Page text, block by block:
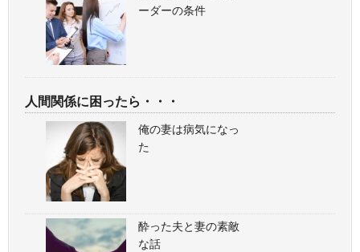
ーダーの条件
人間関係に困ったら・・・
俺の妻は病気になっ
た
酔った夫と妻の素敵
な話